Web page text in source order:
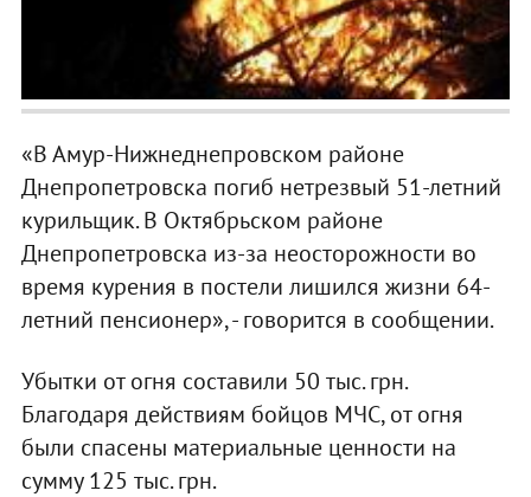
«В Амур-Нижнеднепровском районе
Днепропетровска погиб нетрезвый 51-летний
курильщик. В Октябрьском районе
Днепропетровска из-за неосторожности во
время курения в постели лишился жизни 64-
летний пенсионер», - говорится в сообщении.
Убытки от огня составили 50 тыс. грн.
Благодаря действиям бойцов МЧС, от огня
были спасены материальные ценности на
сумму 125 тыс. грн.